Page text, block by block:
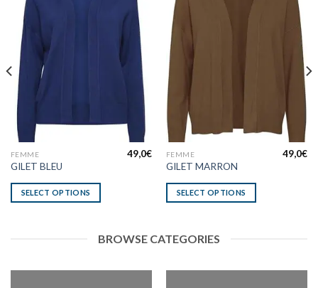
FEMME
GILET BLEU
49,0€
SELECT OPTIONS
FEMME
GILET MARRON
49,0€
SELECT OPTIONS
BROWSE CATEGORIES